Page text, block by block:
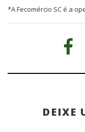
*A Fecomércio SC é a
DEIXE